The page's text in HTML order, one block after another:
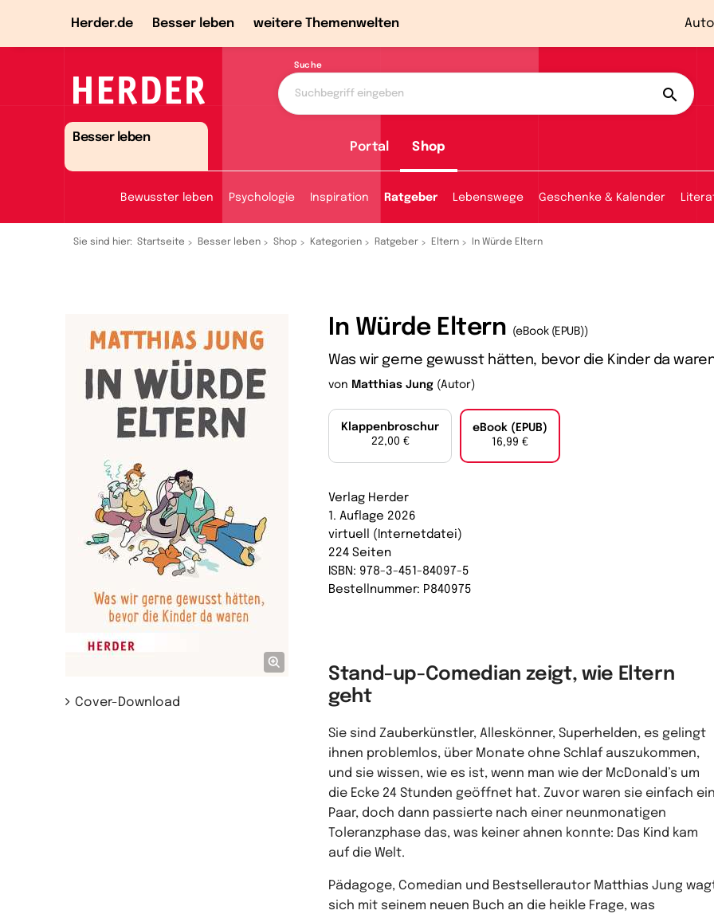
Herder.de Besser leben weitere Themenwelten
Suche
Besser leben
Portal Shop
Bewusster leben Psychologie Inspiration Ratgeber Lebenswege Geschenke & Kalender
Sie sind hier: Startseite Besser leben Shop Kategorien Ratgeber Eltern In Würde Eltern
Cover-Download
In Würde Eltern (eBook (EPUB))
Was wir gerne gewusst hätten, bevor die Kinder da
von Matthias Jung (Autor)
Klappenbroschur
22,00 €
eBook (EPUB)
16,99 €
Verlag Herder
1. Auflage 2026
virtuell (Internetdatei)
224 Seiten
ISBN: 978-3-451-84097-5
Bestellnummer: P840975
Stand-up-Comedian zeigt, wie Eltern
geht
Sie sind Zauberkünstler, Alleskönner, Superhelden, es gelingt
ihnen problemlos, über Monate ohne Schlaf auszukommen,
und sie wissen, wie es ist, wenn man wie der McDonald’s um
die Ecke 24 Stunden geöffnet hat. Zuvor waren sie einfach ein
Paar, doch dann passierte nach einer neunmonatigen
Toleranzphase das, was keiner ahnen konnte: Das Kind kam
auf die Welt.
Pädagoge, Comedian und Bestsellerautor Matthias Jung
sich mit seinem neuen Buch an die heikle Frage, was